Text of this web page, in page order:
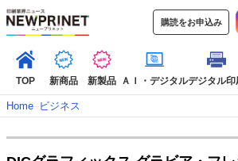
購読をお申込み
TOP 新商品 新製品 ＡＩ・デジタルデジタル印
Home–ビジネス